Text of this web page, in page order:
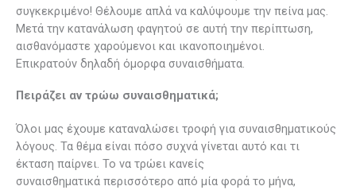
συγκεκριμένο! Θέλουμε απλά να καλύψουμε την πείνα μας.
Μετά την κατανάλωση φαγητού σε αυτή την περίπτωση,
αισθανόμαστε χαρούμενοι και ικανοποιημένοι.
Επικρατούν δηλαδή όμορφα συναισθήματα.
Πειράζει αν τρώω συναισθηματικά;
Όλοι μας έχουμε καταναλώσει τροφή για συναισθηματικούς
λόγους. Τα θέμα είναι πόσο συχνά γίνεται αυτό και τι
έκταση παίρνει. Το να τρώει κανείς
συναισθηματικά περισσότερο από μία φορά το μήνα,